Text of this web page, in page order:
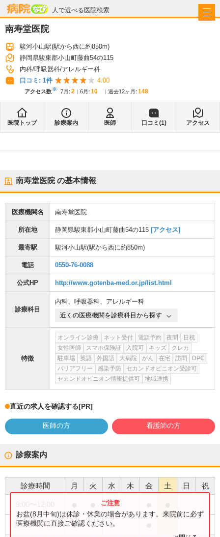
人で選べる医院検索
病院なび
南寿堂医院
駿河小山駅(駅から西に約850m)
静岡県駿東郡小山町藤曲54の115
内科 呼吸器科 アレルギー科
口コミ: 1件 4.00
アクセス数※ 7月 : 2 6月 : 10 過去12ヶ月: 148
医院トップ 診療案内 医師 口コミ(1) アクセス
南寿堂医院の基本情報
医療機関名 南寿堂医院
所在地 静岡県駿東郡小山町藤曲54の115 [アクセス]
最寄駅 駿河小山駅(駅から西に約850m)
電話 0550-76-0088
公式HP http://www.gotenba-med.or.jp/list.html
診療科目
内科、 呼吸器科、 アレルギー科
近くの医療機関を診療科目から探す
特徴
オンライン診療 ネット受付 電話予約 夜間
日祝
女性医師
スマホ保険証 入院可 キッズ
クレカ
駐車場
英語 外国語 大病院 がん 在宅 訪問
DPC
バリアフリー
感染予防
セカンドオピニオン受診可
セカンドオピニオン情報提供可
地域連携
直近の求人を確認する[PR]
医師の方 看護師の方
診療案内
診療時間 月 火 水 木 金 土 日 祝
●
15:00〜17:00 ● ● ●
お盆(8月中旬)は休診・休業の場合があります。来院前に必ず
医療機関に直接ご確認ください。